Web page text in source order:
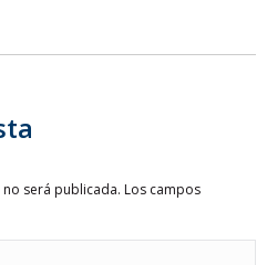
será publicada. Los campos